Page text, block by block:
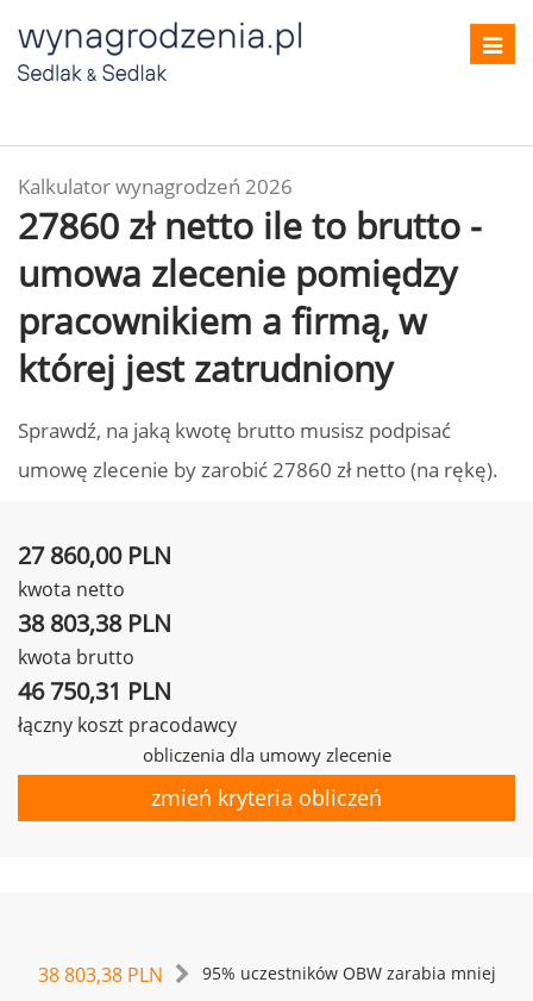
Kalkulator wynagrodzeń 2026
27860 zł netto ile to brutto -
umowa zlecenie pomiędzy
pracownikiem a firmą, w
której jest zatrudniony
Sprawdź, na jaką kwotę brutto musisz podpisać
umowę zlecenie by zarobić 27860 zł netto (na rękę).
27 860,00 PLN
kwota netto
38 803,38 PLN
kwota brutto
46 750,31 PLN
łączny koszt pracodawcy
obliczenia dla umowy zlecenie
zmień kryteria obliczeń
38 803,38 PLN 95% uczestników OBW zarabia mniej